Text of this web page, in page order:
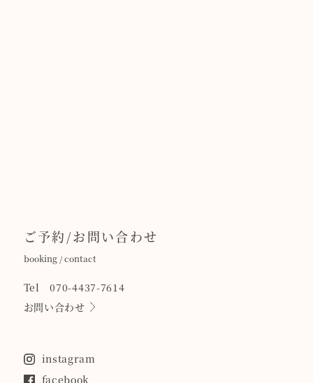
ご予約/お問い合わせ
booking / contact
Tel 070-4437-7614
お問い合わせ
instagram
facebook